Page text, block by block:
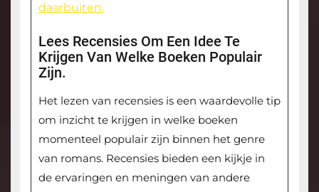
daarbuiten.
Lees Recensies Om Een Idee Te
Krijgen Van Welke Boeken Populair
Zijn.
Het lezen van recensies is een waardevolle tip
om inzicht te krijgen in welke boeken
momenteel populair zijn binnen het genre
van romans. Recensies bieden een kijkje in
de ervaringen en meningen van andere